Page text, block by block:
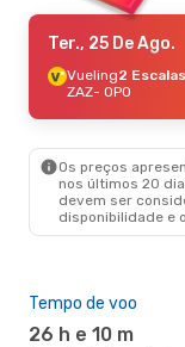
Ter., 25 De Ago.
Vueling2 Escalas
ZAZ- OPO
Os preços
nos últimos 20
devem ser
disponibilidade e
Tempo de voo
26 h e 10 m